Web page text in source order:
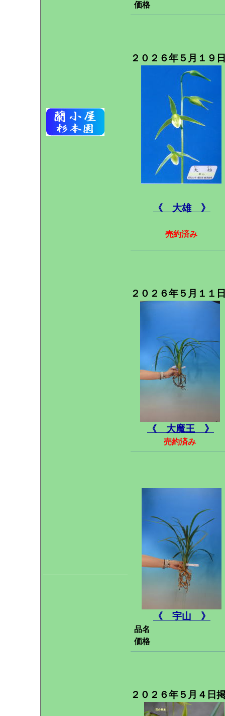
価格
２０２６年５月１９
《 大雄 》
売約済み
２０２６年５月１１
《 大魔王 》
売約済み
《 宇山 》
品名
価格
２０２６年５月４日